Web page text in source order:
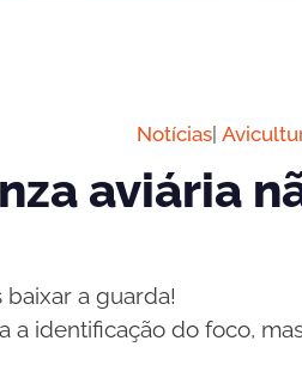
Notícias
aviária
a guarda!
a identificação do foco,